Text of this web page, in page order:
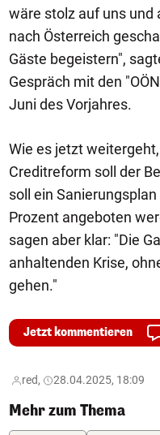
wäre stolz auf uns und
nach Österreich
Gäste begeistern",
Gespräch mit den
Juni des Vorjahres.
Wie es jetzt
Creditreform soll der
soll ein
Prozent angeboten
sagen aber klar: "Die
anhaltenden Krise,
gehen."
Jetzt kommentieren
red, 28.04.2025, 18:09
Mehr zum Thema